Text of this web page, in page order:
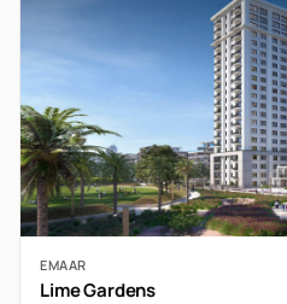
EMAAR
Lime Gardens